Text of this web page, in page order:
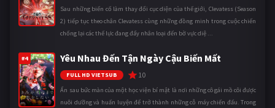
Sau những biến cố làm thay đổi cục diện của thế giới, Clevatess (Season
2) tiếp tục theo chân Clevatess cùng những đồng minh trong cuộc chiến
chống lại các thế lực đang đẩy nhân loại đến bờ vực diệ ...
#4 Yêu Nhau Đến Tận Ngày Cậu Biến Mất
FULL HD VIETSUB 10
Ẩn sau bức màn của một học viện bí mật là nơi những cô gái mồ côi được
nuôi dưỡng và huấn luyện để trở thành những cỗ máy chiến đấu. Trong